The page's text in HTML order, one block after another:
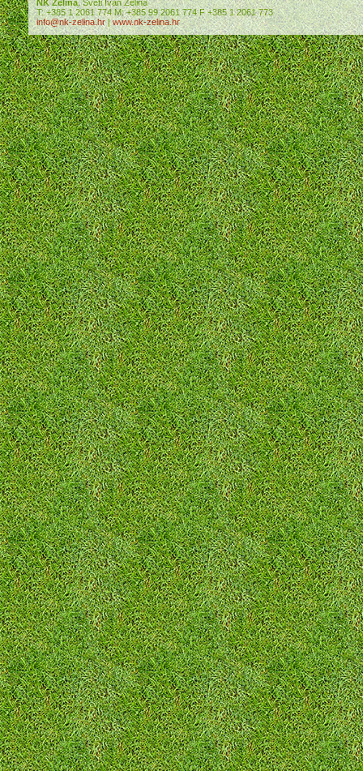
NK Zelina, Sveti Ivan Zelina
T: +385 1 2061 774 M: +385 99 2061 774 F +385 1 2061 773
info@nk-zelina.hr|www.nk-zelina.hr